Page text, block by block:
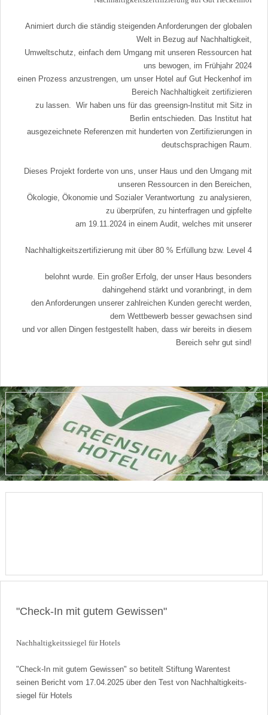
Animiert durch die ständig steigenden Anforderungen der globalen
Welt in Bezug auf Nachhaltigkeit,
Umweltschutz, einfach dem Umgang mit unseren Ressourcen hat
uns bewogen, im Frühjahr 2024
einen Prozess anzustrengen, um unser Hotel auf Gut Heckenhof im
Bereich Nachhaltigkeit zertifizieren
zu lassen. Wir haben uns für das greensign-Institut mit Sitz in
Berlin entschieden. Das Institut hat
ausgezeichnete Referenzen mit hunderten von Zertifizierungen in
deutschsprachigen Raum.
Dieses Projekt forderte von uns, unser Haus und den Umgang mit
unseren Ressourcen in den Bereichen,
Ökologie, Ökonomie und Sozialer Verantwortung zu analysieren,
zu überprüfen, zu hinterfragen und gipfelte
am 19.11.2024 in einem Audit, welches mit unserer
Nachhaltigkeitszertifizierung mit über 80 % Erfüllung bzw. Level 4
belohnt wurde. Ein großer Erfolg, der unser Haus besonders
dahingehend stärkt und voranbringt, in dem
den Anforderungen unserer zahlreichen Kunden gerecht werden,
dem Wettbewerb besser gewachsen sind
und vor allen Dingen festgestellt haben, dass wir bereits in diesem
Bereich sehr gut sind!
"Check-In mit gutem Gewissen"
Nach­haltig­keits­siegel für Hotels
"Check-In mit gutem Gewissen" so betitelt Stiftung Warentest
seinen Bericht vom 17.04.2025 über den Test von Nach­haltig­keits­
siegel für Hotels